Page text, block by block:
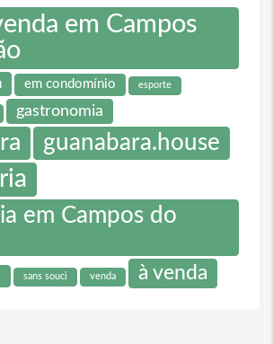
em Campos
em condomínio esporte
gastronomia
guanabara.house
em Campos do
sans souci venda à venda